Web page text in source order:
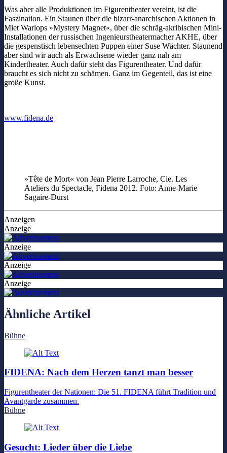
Was aber alle Produktionen im Figurentheater vereint, ist die
Faszination. Ein Staunen über die bizarr-anarchischen Aktionen in
Miet Warlops »Mystery Magnet«, über die schräg-akribischen Mini-
Installationen der russischen Ingenieurstheatermacher AKHE, über
die gespenstisch lebensechten Puppen einer Suse Wächter. Staunend
aber sind wir auch als Erwachsene wieder ganz nah am
Kindertheater. Auch dafür steht das Figurentheater. Und dafür
braucht es sich nicht zu schämen. Ganz im Gegenteil, das ist eine
große Kunst.
www.fidena.de
»Tête de Mort« von Jean Pierre Larroche, Cie. Les
Ateliers du Spectacle, Fidena 2012. Foto: Anne-Marie
Sagaire-Durst
Anzeigen
Anzeige
Anzeige
Anzeige
Anzeige
Ähnliche Artikel
Bühne
FIDENA: Nach dem Herzen tanzt man besser
Figurentheater der Nationen: Die 51. FIDENA führt Tradition und
Avantgarde zusammen.
Bühne
Gesucht: Lieder über die Liebe